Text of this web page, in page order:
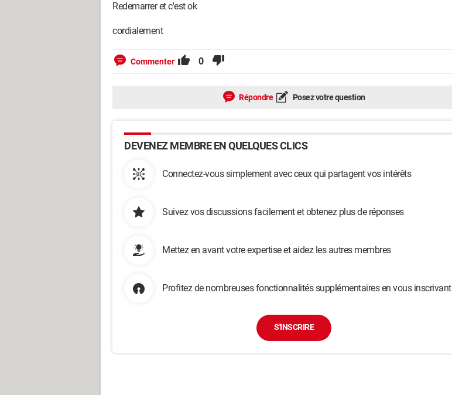
Redemarrer et c'est ok
cordialement
Commenter 0
Répondre Posez votre question
DEVENEZ MEMBRE EN QUELQUES CLICS
Connectez-vous simplement avec ceux qui partagent vos intérêts
Suivez vos discussions facilement et obtenez plus de réponses
Mettez en avant votre expertise et aidez les autres membres
Profitez de nombreuses fonctionnalités supplémentaires en vous inscrivant
S'INSCRIRE